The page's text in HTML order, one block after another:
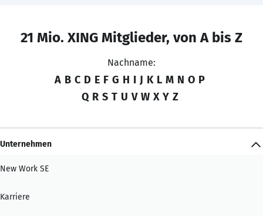
21 Mio. XING Mitglieder, von A bis Z
Nachname:
A B C D E F G H I J K L M N O P
Q R S T U V W X Y Z
Unternehmen
New Work SE
Karriere